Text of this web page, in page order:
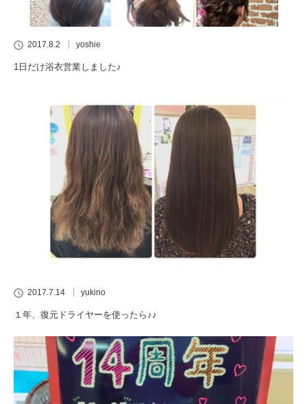
2017.8.2 yoshie
1日だけ浴衣営業しました♪
2017.7.14 yukino
１年、復元ドライヤーを使ったら♪♪